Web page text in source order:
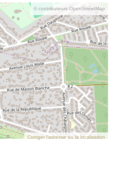
© contributeurs OpenStreetMap
Corriger l’adresse ou la localisation